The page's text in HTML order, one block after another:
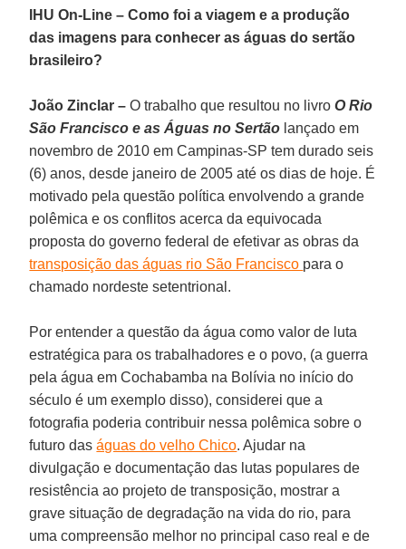
IHU On-Line – Como foi a viagem e a produção
das imagens para conhecer as águas do sertão
brasileiro?
João Zinclar –O trabalho que resultou no livroO Rio
São Francisco e as Águas no Sertão lançado em
novembro de 2010 em Campinas-SP tem durado seis
(6) anos, desde janeiro de 2005 até os dias de hoje. É
motivado pela questão política envolvendo a grande
polêmica e os conflitos acerca da equivocada
proposta do governo federal de efetivar as obras da
transposição das águas rio São Francisco para o
chamado nordeste setentrional.
Por entender a questão da água como valor de luta
estratégica para os trabalhadores e o povo, (a guerra
pela água em Cochabamba na Bolívia no início do
século é um exemplo disso), considerei que a
fotografia poderia contribuir nessa polêmica sobre o
futuro daságuas do velho Chico. Ajudar na
divulgação e documentação das lutas populares de
resistência ao projeto de transposição, mostrar a
grave situação de degradação na vida do rio, para
uma compreensão melhor no principal caso real e de